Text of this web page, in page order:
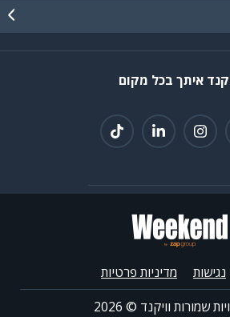
איתך בכל מקום
נגישות
מדיניות פרטיות
שמורות וויקנד © 2026